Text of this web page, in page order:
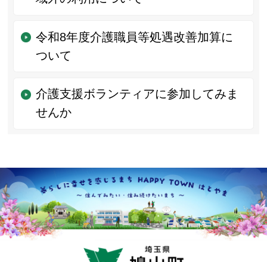
令和8年度介護職員等処遇改善加算に
ついて
介護支援ボランティアに参加してみま
せんか